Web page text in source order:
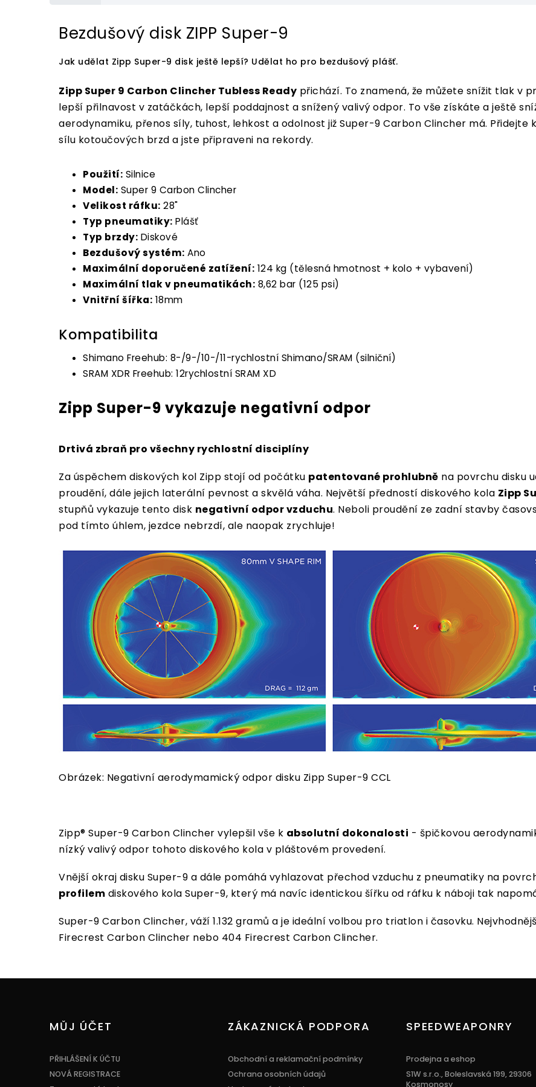
Bezdušový disk ZIPP Super-9
Jak udělat Zipp Super-9 disk ještě lepší? Udělat ho pro bezdušový plášť.
Zipp Super 9 Carbon Clincher Tubless Ready přichází. To znamená, že můžete snížit tlak v
lepší přilnavost v zatáčkách, lepší poddajnost a snížený valivý odpor. To vše získáte a ještě
aerodynamiku, přenos síly, tuhost, lehkost a odolnost již Super-9 Carbon Clincher má. Přidejte
sílu kotoučových brzd a jste připraveni na rekordy.
Použití: Silnice
Model: Super 9 Carbon Clincher
Velikost ráfku: 28"
Typ pneumatiky: Plášť
Typ brzdy: Diskové
Bezdušový systém: Ano
Maximální doporučené zatížení: 124 kg (tělesná hmotnost + kolo + vybavení)
Maximální tlak v pneumatikách: 8,62 bar (125 psi)
Vnitřní šířka: 18mm
Kompatibilita
Shimano Freehub: 8-/9-/10-/11-rychlostní Shimano/SRAM (silniční)
SRAM XDR Freehub: 12rychlostní SRAM XD
Zipp Super-9 vykazuje negativní odpor
Drtivá zbraň pro všechny rychlostní disciplíny
Za úspěchem diskových kol Zipp stojí od počátku patentované prohlubně na povrchu disku
proudění, dále jejich laterální pevnost a skvělá váha. Největší předností diskového kola Zipp
stupňů vykazuje tento disk negativní odpor vzduchu. Neboli proudění ze zadní stavby
pod tímto úhlem, jezdce nebrzdí, ale naopak zrychluje!
Obrázek: Negativní aerodymamický odpor disku Zipp Super-9 CCL
Zipp® Super-9 Carbon Clincher vylepšil vše k absolutní dokonalosti - špičkovou
nízký valivý odpor tohoto diskového kola v pláštovém provedení.
Vnější okraj disku Super-9 a dále pomáhá vyhlazovat přechod vzduchu z pneumatiky na
profilem diskového kola Super-9, který má navíc identickou šířku od ráfku k náboji tak
Super-9 Carbon Clincher, váží 1.132 gramů a je ideální volbou pro triatlon i časovku.
Firecrest Carbon Clincher nebo 404 Firecrest Carbon Clincher.
Z
MŮJ ÚČET
PŘIHLÁŠENÍ K ÚČTU
NOVÁ REGISTRACE
ZÁKAZNICKÁ PODPORA
Obchodní a reklamační podmínky
Ochrana osobních údajů
SPEEDWEAPONRY
Prodejna a eshop
S1W s.r.o., Boleslavská 199, 29306
Kosmonosy